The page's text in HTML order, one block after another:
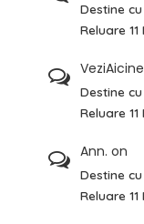
Destine
Reluare 11
Destine
Reluare 11
Ann. on
Destine
Reluare 11